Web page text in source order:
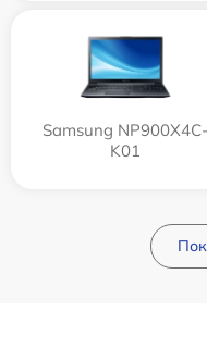
Samsung NP900X4C-
K01